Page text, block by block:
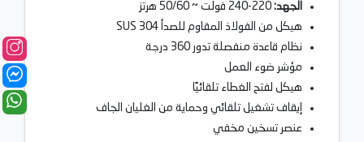
الجهد:
هيكل من الفولاذ المقاوم للصدأ SUS 304
نظام قاعدة منفصلة تدور 360 درجة
مؤشر ضوء العمل
هيكل لفتح الغطاء تلقائيًا
إيقاف تشغيل تلقائي وحماية من الغليان الجاف
عنصر تسخين مخفي